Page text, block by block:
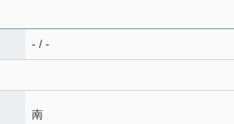
- / -
南